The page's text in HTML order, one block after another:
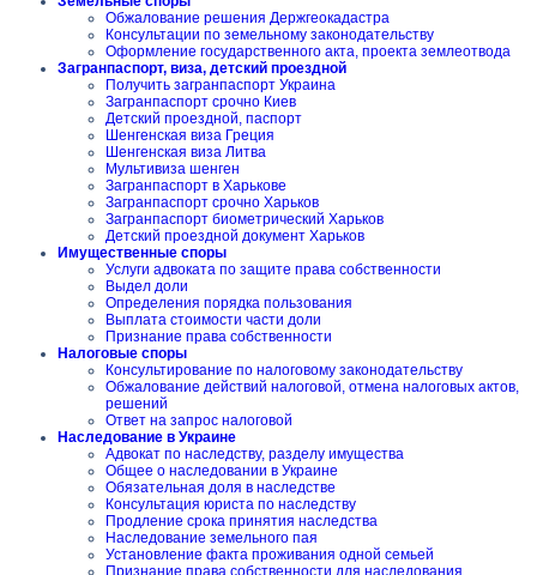
Обжалование решения Держгеокадастра
Консультации по земельному законодательству
Оформление государственного акта, проекта землеотвода
Загранпаспорт, виза, детский проездной
Получить загранпаспорт Украина
Загранпаспорт срочно Киев
Детский проездной, паспорт
Шенгенская виза Греция
Шенгенская виза Литва
Мультивиза шенген
Загранпаспорт в Харькове
Загранпаспорт срочно Харьков
Загранпаспорт биометрический Харьков
Детский проездной документ Харьков
Имущественные споры
Услуги адвоката по защите права собственности
Выдел доли
Определения порядка пользования
Выплата стоимости части доли
Признание права собственности
Налоговые споры
Консультирование по налоговому законодательству
Обжалование действий налоговой, отмена налоговых актов,
решений
Ответ на запрос налоговой
Наследование в Украине
Адвокат по наследству, разделу имущества
Общее о наследовании в Украине
Обязательная доля в наследстве
Консультация юриста по наследству
Продление срока принятия наследства
Наследование земельного пая
Установление факта проживания одной семьей